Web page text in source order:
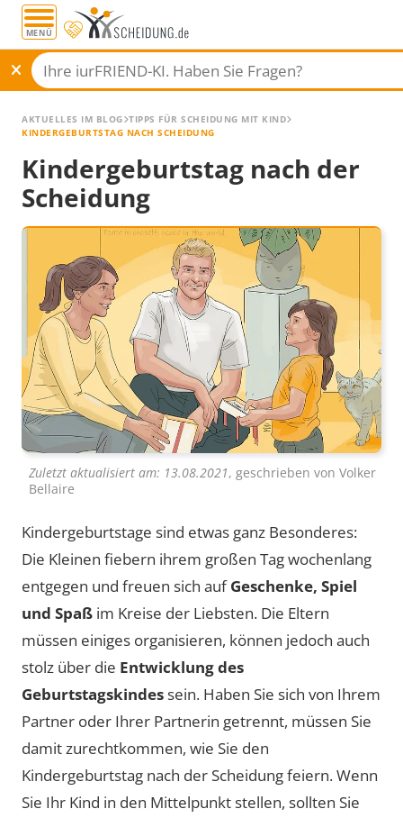
MENÜ
AKTUELLES IM BLOG TIPPS FÜR SCHEIDUNG MIT KIND
KINDERGEBURTSTAG NACH SCHEIDUNG
Kindergeburtstag nach der
Scheidung
Zuletzt aktualisiert am: 13.08.2021, geschrieben von Volker
Bellaire
Kindergeburtstage sind etwas ganz Besonderes:
Die Kleinen fiebern ihrem großen Tag wochenlang
entgegen und freuen sich aufGeschenke, Spiel
und Spaß im Kreise der Liebsten. Die Eltern
müssen einiges organisieren, können jedoch auch
stolz über die Entwicklung des
Geburtstagskindessein. Haben Sie sich von Ihrem
Partner oder Ihrer Partnerin getrennt, müssen Sie
damit zurechtkommen, wie Sie den
Kindergeburtstag nach der Scheidung feiern. Wenn
Sie Ihr Kind in den Mittelpunkt stellen, sollten Sie